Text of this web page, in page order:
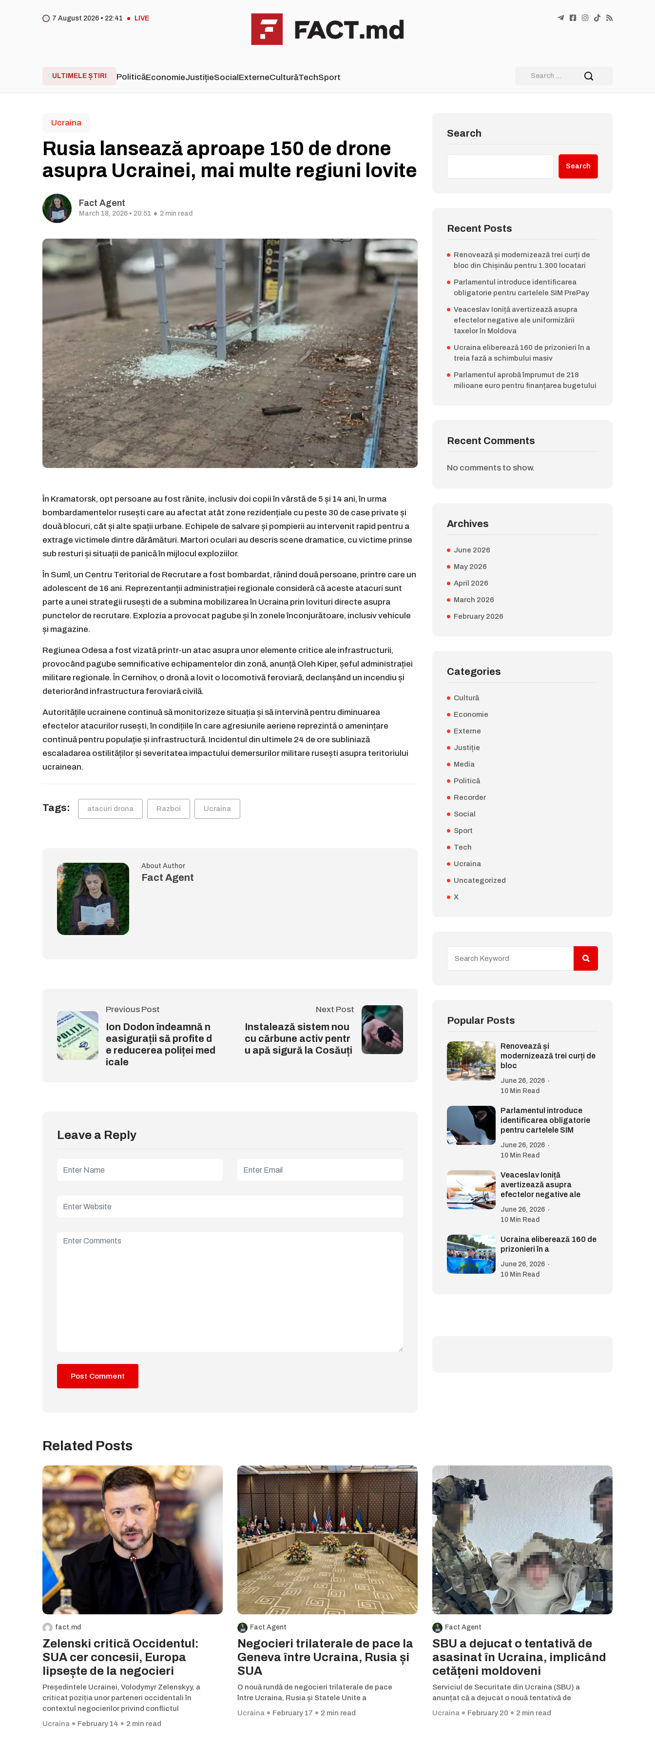
7 August 2026 • 22 41 LIVE
ULTIMELE ȘTIRI PoliticăEconomieJustițieSocialExterneCulturăTechSport
Ucraina
Rusia lansează aproape 150 de drone
asupra Ucrainei, mai multe regiuni lovite
Fact Agent
March 18, 2026 • 20:51 2 min read
În Kramatorsk, opt persoane au fost rănite, inclusiv doi copii în vârstă de 5 și 14 ani, în urma
bombardamentelor rusești care au afectat atât zone rezidențiale cu peste 30 de case private și
două blocuri, cât și alte spații urbane. Echipele de salvare și pompierii au intervenit rapid pentru a
extrage victimele dintre dărâmături. Martori oculari au descris scene dramatice, cu victime prinse
sub resturi și situații de panică în mijlocul exploziilor.
În Sumî, un Centru Teritorial de Recrutare a fost bombardat, rănind două persoane, printre care un
adolescent de 16 ani. Reprezentanții administrației regionale consideră că aceste atacuri sunt
parte a unei strategii rusești de a submina mobilizarea în Ucraina prin lovituri directe asupra
punctelor de recrutare. Explozia a provocat pagube și în zonele înconjurătoare, inclusiv vehicule
și magazine.
Regiunea Odesa a fost vizată printr-un atac asupra unor elemente critice ale infrastructurii,
provocând pagube semnificative echipamentelor din zonă, anunță Oleh Kiper, șeful administrației
militare regionale. În Cernihov, o dronă a lovit o locomotivă feroviară, declanșând un incendiu și
deteriorând infrastructura feroviară civilă.
Autoritățile ucrainene continuă să monitorizeze situația și să intervină pentru diminuarea
efectelor atacurilor rusești, în condițiile în care agresiunile aeriene reprezintă o amenințare
continuă pentru populație și infrastructură. Incidentul din ultimele 24 de ore subliniază
escaladarea ostilităților și severitatea impactului demersurilor militare rusești asupra teritoriului
ucrainean.
Tags: atacuri drona Razboi Ucraina
About Author
Fact Agent
Previous Post
Ion Dodon îndeamnă n
easigurații să profite d
e reducerea poliței med
icale
Next Post
Instalează sistem nou
cu cărbune activ pentr
u apă sigură la Cosăuți
Leave a Reply
Search
Search
Recent Posts
Renovează și modernizează trei curți de
bloc din Chișinău pentru 1.300 locatari
Parlamentul introduce identificarea
obligatorie pentru cartelele SIM PrePay
Veaceslav Ioniță avertizează asupra
efectelor negative ale uniformizării
taxelor în Moldova
Ucraina eliberează 160 de prizonieri în a
treia fază a schimbului masiv
Parlamentul aprobă împrumut de 218
milioane euro pentru finanțarea bugetului
Recent Comments
No comments to show.
Archives
June 2026
May 2026
April 2026
March 2026
February 2026
Categories
Cultură
Economie
Externe
Justiție
Media
Politică
Recorder
Social
Sport
Tech
Ucraina
Uncategorized
X
Popular Posts
Renovează și
modernizează trei curți de
bloc
June 26, 2026
10 Min Read
Parlamentul introduce
identificarea obligatorie
pentru cartelele SIM
June 26, 2026
10 Min Read
Veaceslav Ioniță
avertizează asupra
efectelor negative ale
June 26, 2026
10 Min Read
Ucraina eliberează 160 de
prizonieri în a
June 26, 2026
10 Min Read
Related Posts
fact.md
Zelenski critică Occidentul:
SUA cer concesii, Europa
lipsește de la negocieri
Președintele Ucrainei, Volodymyr Zelenskyy, a
criticat poziția unor parteneri occidentali în
contextul negocierilor privind conflictul
Ucraina
February 14 2 min read
Fact Agent
Negocieri trilaterale de pace la
Geneva între Ucraina, Rusia și
SUA
O nouă rundă de negocieri trilaterale de pace
între Ucraina, Rusia și Statele Unite a
Ucraina
February 17 2 min read
Fact Agent
SBU a dejucat o tentativă de
asasinat în Ucraina, implicând
cetățeni moldoveni
Serviciul de Securitate din Ucraina (SBU) a
anunțat că a dejucat o nouă tentativă de
Ucraina
February 20 2 min read